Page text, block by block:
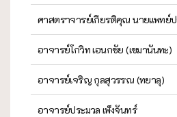
ศาสตราจารย์เกียรติคุณ นายแพทย์ป
อาจารย์โกวิท เอนกชัย (เขมานันทะ)
อาจารย์เจริญ กุลสุวรรณ (ทยาลุ)
อาจารย์ประมวล เพ็งจันทร์